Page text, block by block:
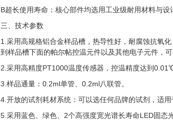
B超长使用寿命：核心部件均选用工业级耐用材料与
三、技术参数
1.采用高规格铝合金样品槽，热导性好，耐腐蚀抗氧
到样品槽下面的帕尔帖控温元件以及其他电子元件，可
2.采用高精度PT1000温度传感器，控温精度达到
3.样品通量：0.2ml单管、0.2ml八联管。
4.开放的试剂耗材系统：可以选任何品牌的试剂，适
5.采用蓝色、绿色、2个高强度宽光谱长寿命LED固